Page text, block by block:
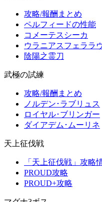
攻略/報酬まとめ
ペルフィードの性能
コメーテスシーカ
ウラニアスフェララ
陰陽之霊刀
武極の試練
攻略/報酬まとめ
ノルデン･ラブリュス
ロイヤル･ブリンガー
ダイアデム･ムーリネ
天上征伐戦
「天上征伐戦」攻略
PROUD攻略
PROUD+攻略